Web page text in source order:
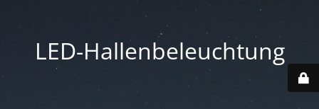
LED-Hallenbeleuchtung